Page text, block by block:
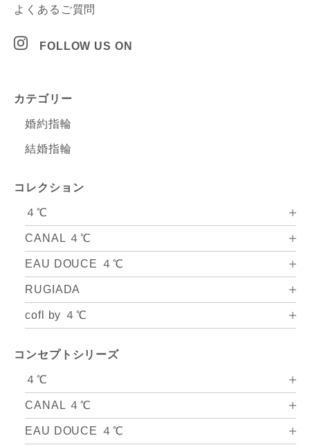
よくあるご質問
FOLLOW US ON
カテゴリー
婚約指輪
結婚指輪
コレクション
４℃
CANAL ４℃
EAU DOUCE ４℃
RUGIADA
cofl by ４℃
コンセプトシリーズ
４℃
CANAL ４℃
EAU DOUCE ４℃